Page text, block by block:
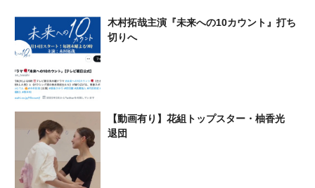
り」工藤静香の料理との『共
通点』も！？
木村拓哉主演『未来への10カウント』打ち
切りへ
【動画有り】花組トップスター・柚香光
退団